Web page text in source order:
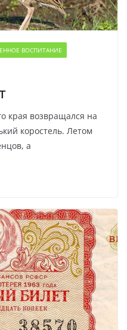
ВОСПИТАНИЕ
края возвращался на
коростель. Летом
а